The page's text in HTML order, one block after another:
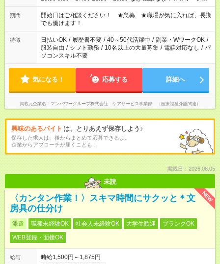
場合、他のお仕事と合わせ週40時間超の就業はご案内できませ
ん ※法令に基づき、週20時間以上勤務は社会保険への加入対象
となります ※労働者派遣法（日雇い派遣の原則禁止）により、
短時間・短期間の就業はご案内が難しい場合があります
期間
開始日はご相談ください！ ★急募 ★職場が気に入れば、長期
でも働けます！
特徴 日払いOK / 履歴書不要 / 40～50代活躍中 / 副業・WワークOK /
服装自由 / シフト勤務 / 10名以上の大量募集 / 電話対応なし / パ
ソコンスキル不要
気になる！ 応募する 詳細へ
掲載元企業名 マンパワーグループ株式会社 ケアサービス事業部 （医療福祉介護関連）
興味のあるバイト は、とりあえず保存しよう♪
保存した求人は、後からまとめて応募できるよ。
企業からアプローチが届くことも！
掲載日：2026.08.05
未読
NEW
〈カンタン作業！〉スキマ時間にサクッと＊文
房具の仕分け
派遣 職種未経験OK 社会人未経験OK 大学生歓迎
ブランクOK
WEB登録・面接OK
給与
時給1,500円～1,875円